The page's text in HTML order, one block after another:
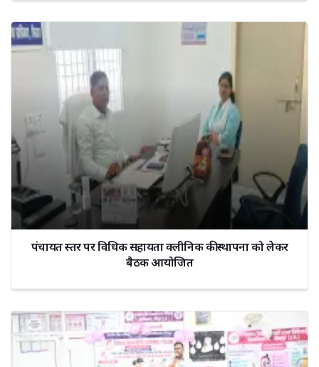
पंचायत स्तर पर विधिक सहायता क्लीनिक की स्थापना को लेकर
बैठक आयोजित